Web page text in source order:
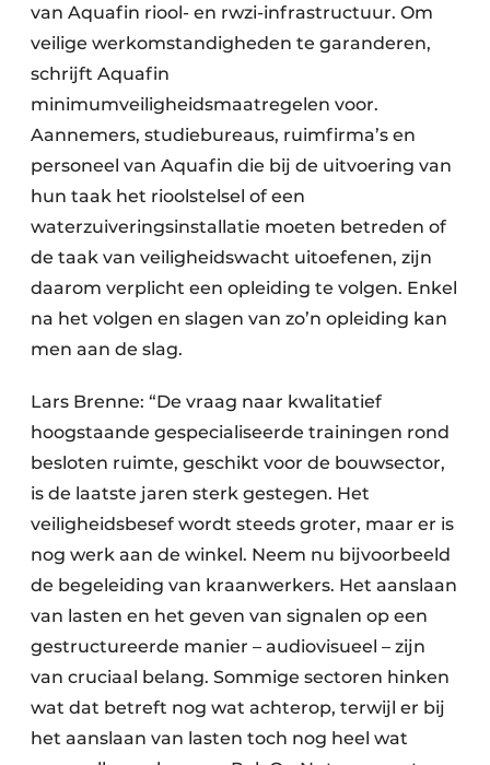
van Aquafin riool- en rwzi-infrastructuur. Om
veilige werkomstandigheden te garanderen,
schrijft Aquafin
minimumveiligheidsmaatregelen voor.
Aannemers, studiebureaus, ruimfirma’s en
personeel van Aquafin die bij de uitvoering van
hun taak het rioolstelsel of een
waterzuiveringsinstallatie moeten betreden of
de taak van veiligheidswacht uitoefenen, zijn
daarom verplicht een opleiding te volgen. Enkel
na het volgen en slagen van zo’n opleiding kan
men aan de slag.
Lars Brenne: “De vraag naar kwalitatief
hoogstaande gespecialiseerde trainingen rond
besloten ruimte, geschikt voor de bouwsector,
is de laatste jaren sterk gestegen. Het
veiligheidsbesef wordt steeds groter, maar er is
nog werk aan de winkel. Neem nu bijvoorbeeld
de begeleiding van kraanwerkers. Het aanslaan
van lasten en het geven van signalen op een
gestructureerde manier – audiovisueel – zijn
van cruciaal belang. Sommige sectoren hinken
wat dat betreft nog wat achterop, terwijl er bij
het aanslaan van lasten toch nog heel wat